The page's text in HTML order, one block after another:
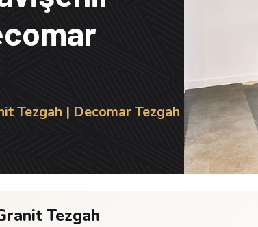
Tezgah | Decomar Tezgah
Tezgah